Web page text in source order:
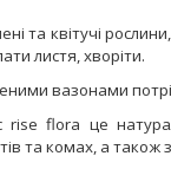
та квітучі
листя, хворіти.
вазонами
rise flora це
та комах, а також